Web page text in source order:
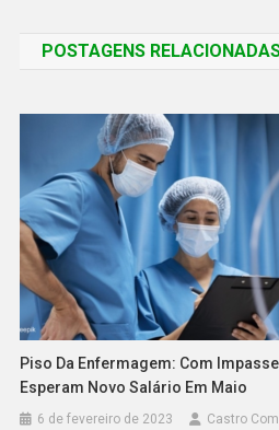
POSTAGENS
Piso Da Enfermagem: Com
Esperam Novo Salário Em Maio
6 de fevereiro de 2023 Castro